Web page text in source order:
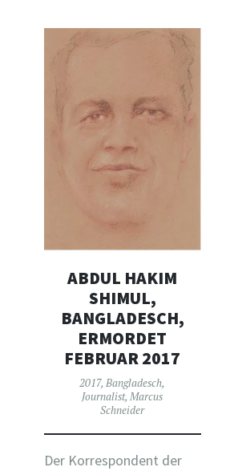
ABDUL HAKIM
SHIMUL,
BANGLADESCH,
ERMORDET
FEBRUAR 2017
2017,Bangladesch,
Journalist,Marcus
Schneider
Der Korrespondent der